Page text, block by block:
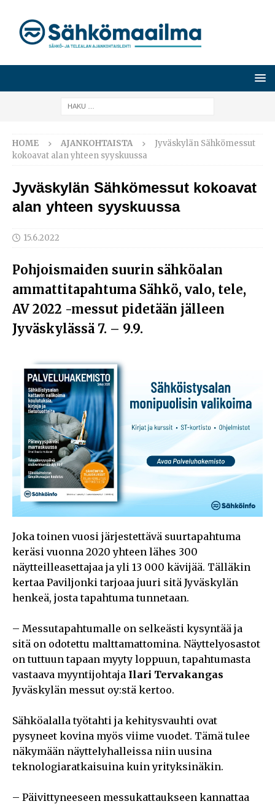
HOME AJANKOHTAISTA
Jyväskylän Sähkömessut
kokoavat alan yhteen syyskuussa
Jyväskylän Sähkömessut kokoavat
alan yhteen syyskuussa
15.6.2022
Pohjoismaiden suurin sähköalan
ammattitapahtuma Sähkö, valo, tele,
AV 2022 -messut pidetään jälleen
Jyväskylässä 7. – 9.9.
Joka toinen vuosi järjestettävä suurtapahtuma
keräsi vuonna 2020 yhteen lähes 300
näytteilleasettajaa ja yli 13 000 kävijää. Tälläkin
kertaa Paviljonki tarjoaa juuri sitä Jyväskylän
henkeä, josta tapahtuma tunnetaan.
– Messutapahtumalle on selkeästi kysyntää ja
sitä on odotettu malttamattomina. Näyttelyosastot
on tuttuun tapaan myyty loppuun, tapahtumasta
vastaava myyntijohtaja Ilari Tervakangas
Jyväskylän messut oy:stä kertoo.
Sähköalalla työtahti ja kehitysvauhti ovat
pysyneet kovina myös viime vuodet. Tämä tulee
näkymään näyttelyhalleissa niin uusina
teknologiaratkaisuina kuin yrityksinäkin.
– Päivittyneeseen messukattaukseen kannattaa